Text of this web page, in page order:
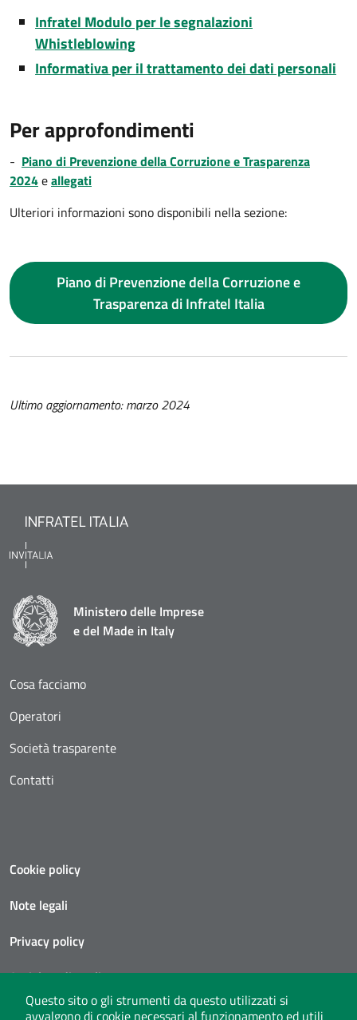
Infratel Modulo per le segnalazioni
Whistleblowing
Informativa per il trattamento dei dati personali
Per approfondimenti
- Piano di Prevenzione della Corruzione e Trasparenza
2024eallegati
Ulteriori informazioni sono disponibili nella sezione:
Piano di Prevenzione della Corruzione e
Trasparenza di Infratel Italia
Ultimo aggiornamento: marzo 2024
Questo sito o gli strumenti da questo utilizzati si
avvalgono di cookie necessari al funzionamento ed utili
Ministero delle Imprese
e del Made in Italy
Cosa facciamo
Operatori
Società trasparente
Contatti
Cookie policy
Note legali
Privacy policy
Social media policy
Privacy policy call center